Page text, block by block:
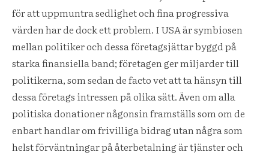
för att uppmuntra sedlighet och fina progressiva
värden har de dock ett problem. I USA är symbiosen
mellan politiker och dessa företagsjättar byggd på
starka finansiella band; företagen ger miljarder till
politikerna, som sedan de facto vet att ta hänsyn till
dessa företags intressen på olika sätt. Även om alla
politiska donationer någonsin framställs som om de
enbart handlar om frivilliga bidrag utan några som
helst förväntningar på återbetalning är tjänster och